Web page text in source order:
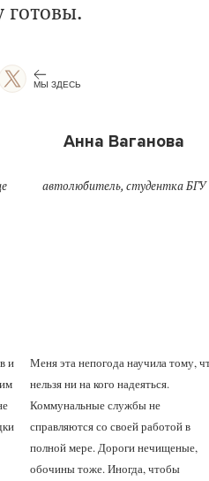
готовы.
МЫ ЗДЕСЬ
Анна Ваганова
автолюбитель, студентка БГУ
и
Меня эта непогода научила тому,
нельзя ни на кого надеяться.
Коммунальные службы не
справляются со своей работой в
полной мере. Дороги нечищеные,
обочины тоже. Иногда, чтобы